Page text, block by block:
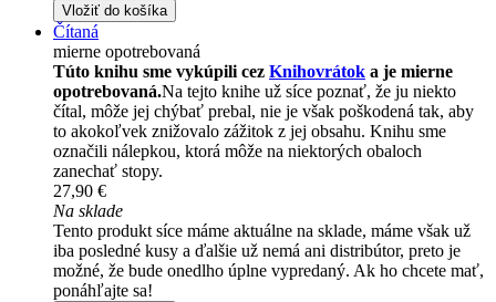
Vložiť do košíka
Čítaná
mierne opotrebovaná
Túto knihu sme vykúpili cez Knihovrátok a je mierne
opotrebovaná.Na tejto knihe už síce poznať, že ju niekto
čítal, môže jej chýbať prebal, nie je však poškodená tak, aby
to akokoľvek znižovalo zážitok z jej obsahu. Knihu sme
označili nálepkou, ktorá môže na niektorých obaloch
zanechať stopy.
27,90 €
Na sklade
Tento produkt síce máme aktuálne na sklade, máme však už
iba posledné kusy a ďalšie už nemá ani distribútor, preto je
možné, že bude onedlho úplne vypredaný. Ak ho chcete mať,
ponáhľajte sa!